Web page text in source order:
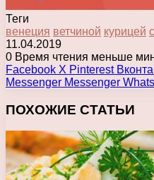
Теги
венеция ветчиной курицей
11.04.2019
0 Время чтения меньше
Facebook X Pinterest
Messenger Messenger
ПОХОЖИЕ СТАТЬИ